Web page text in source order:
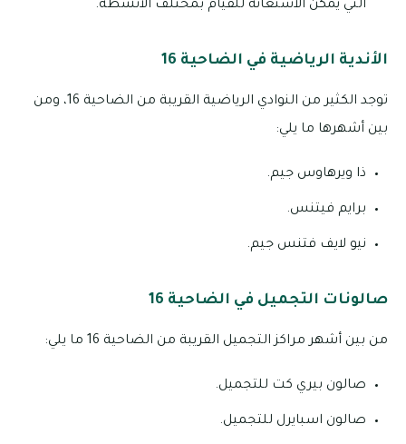
التي يمكن الاستعانة للقيام بمختلف الأنشطة.
الأندية الرياضية في الضاحية 16
توجد الكثير من النوادي الرياضية القريبة من الضاحية 16، ومن
بين أشهرها ما يلي:
ذا ويرهاوس جيم.
برايم فيتنس.
نيو لايف فتنس جيم.
صالونات التجميل في الضاحية 16
من بين أشهر مراكز التجميل القريبة من الضاحية 16 ما يلي:
صالون بيري كت للتجميل.
صالون اسبايرل للتجميل.